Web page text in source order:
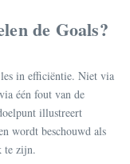
de Goals?
les in efficiëntie. Niet via
één fout van de
illustreert
wordt beschouwd als
te zijn.